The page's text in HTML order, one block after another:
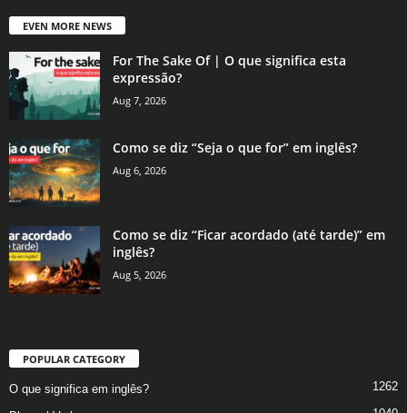
EVEN MORE NEWS
For The Sake Of | O que significa esta
expressão?
Aug 7, 2026
Como se diz “Seja o que for” em inglês?
Aug 6, 2026
Como se diz “Ficar acordado (até tarde)” em
inglês?
Aug 5, 2026
POPULAR CATEGORY
O que significa em inglês? 1262